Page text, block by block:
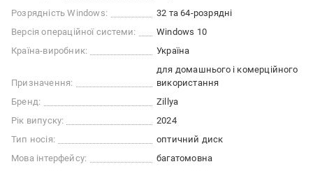
Розрядність Windows:
32 та 64-розрядні
Версія операційної системи:
Windows 10
Країна-виробник:
Україна
Призначення:
для домашнього і комерційного
використання
Бренд:
Zillya
Рік випуску:
2024
Тип носія:
оптичний диск
Мова інтерфейсу:
багатомовна